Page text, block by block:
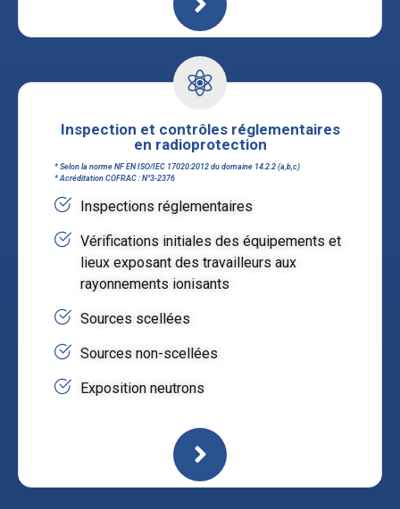
Inspection et contrôles réglementaires
en radioprotection
* Selon la norme NF EN ISO/IEC 17020:2012 du domaine 14.2.2 (a,b,c)
* Acréditation COFRAC : N°3-2376
Inspections réglementaires
Vérifications initiales des équipements et
lieux exposant des travailleurs aux
rayonnements ionisants
Sources scellées
Sources non-scellées
Exposition neutrons